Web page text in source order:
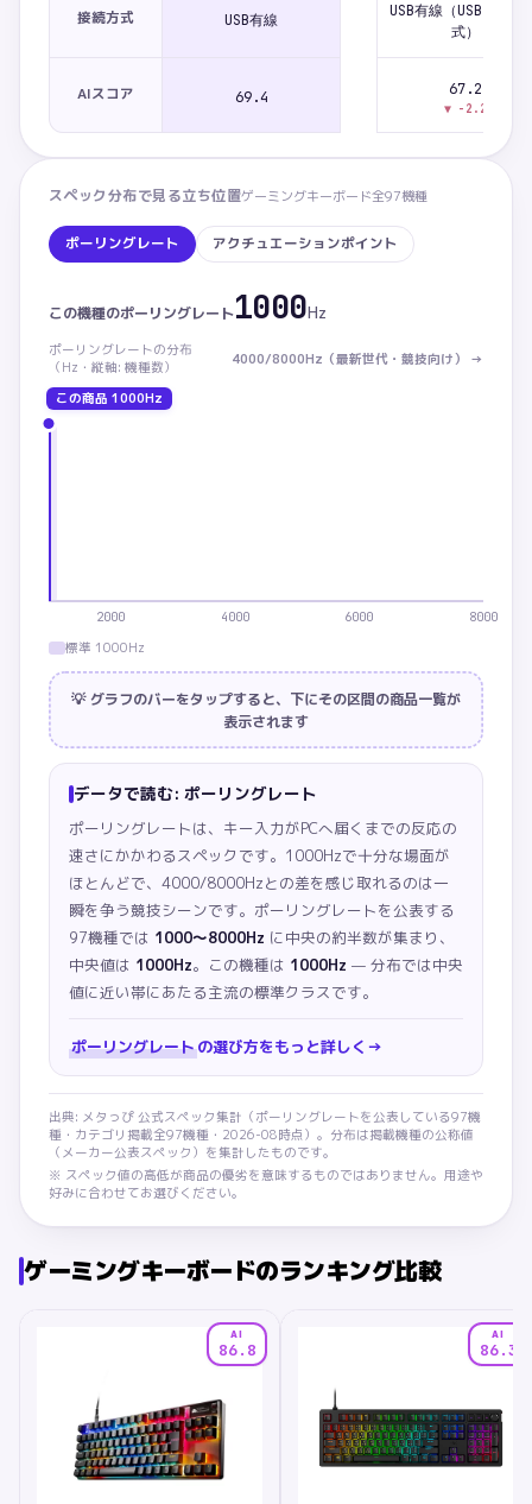
接続方式 USB有線
USB有線（USB-C・着
式）
AIスコア 69.4 67.2
▼ -2.2
スペック分布で見る立ち位置ゲーミングキーボード全97機種
ポーリングレート アクチュエーションポイント
ポーリングレート：この商品 1000Hz。カテゴリ内 下
この機種のポーリングレート1000Hz
ポーリングレートの分布
（ Hz・ 縦軸: 機種数）
4000/8000Hz（最新世代・競技向け） →
この商品1000Hz
2000 4000 6000
8000
標準 1000Hz
💡 グラフのバーをタップすると、下にその区間の商品一覧が
表示されます
データで読む: ポーリングレート
ポーリングレートは、キー入力がPCへ届くまでの反応の
速さにかかわるスペックです。1000Hzで十分な場面が
ほとんどで、4000/8000Hzとの差を感じ取れるのは一
瞬を争う競技シーンです。 ポーリングレートを公表する
97機種では 1000〜8000Hz に中央の約半数が集まり、
中央値は 1000Hz。この機種は 1000Hz — 分布では中央
値に近い帯にあたる主流の標準クラスです。
ポーリングレートの選び方をもっと詳しく →
出典: メタっぴ 公式スペック集計（ ポーリングレートを公表している97機
種・カテゴリ掲載全97機種・ 2026-08時点）。分布は掲載機種の公称値
（メーカー公表スペック）を集計したものです。
※ スペック値の高低が商品の優劣を意味するものではありません。用途や
好みに合わせてお選びください。
ゲーミングキーボードのランキング比較
AI
86.8
AI
86.3